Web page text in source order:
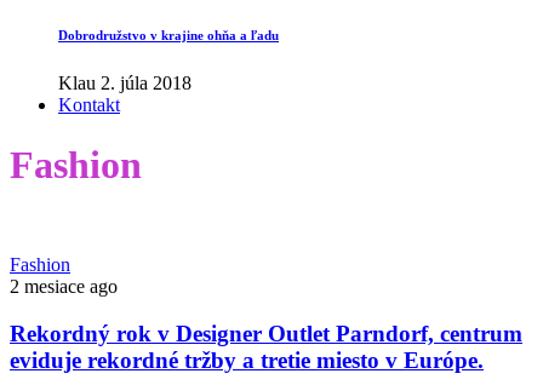
Dobrodružstvo v krajine ohňa a ľadu
Klau 2. júla 2018
Kontakt
Fashion
Fashion
2 mesiace ago
Rekordný rok v Designer Outlet Parndorf, centrum
eviduje rekordné tržby a tretie miesto v Európe.